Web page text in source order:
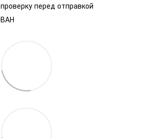
перед отправкой